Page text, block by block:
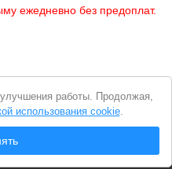
ежедневно без предоплат.
носит справочный характер и не
работы. Продолжая,
использования cookie.